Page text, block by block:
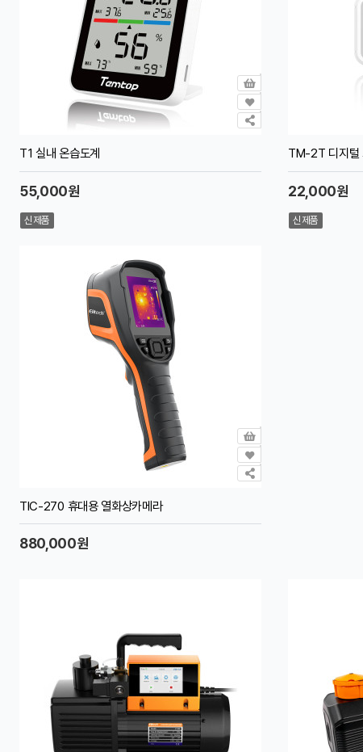
T1 실내 온습도계
55,000원
신제품
TM-2T 디지털
22,000원
신제품
TIC-270 휴대용 열화상카메라
880,000원